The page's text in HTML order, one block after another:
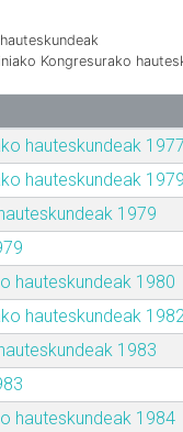
Kongresurako
hauteskundeak 1977
hauteskundeak 1979
1979
hauteskundeak 1980
hauteskundeak
1983
hauteskundeak 1984